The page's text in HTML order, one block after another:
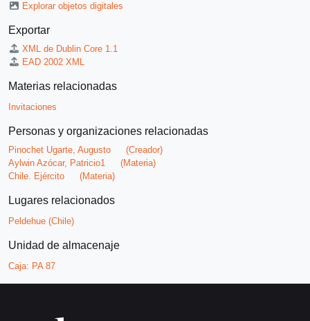
Explorar objetos digitales
Exportar
XML de Dublin Core 1.1
EAD 2002 XML
Materias relacionadas
Invitaciones
Personas y organizaciones relacionadas
Pinochet Ugarte, Augusto
(Creador)
Aylwin Azócar, Patricio1
(Materia)
Chile. Ejército
(Materia)
Lugares relacionados
Peldehue (Chile)
Unidad de almacenaje
Caja: PA 87